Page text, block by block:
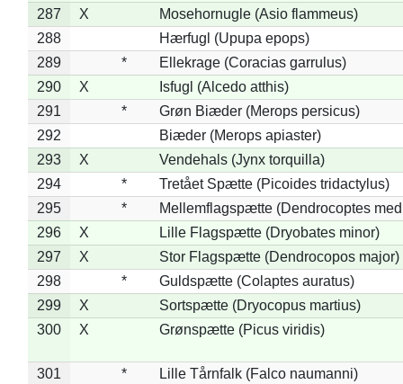
287
X
Mosehornugle (Asio flammeus)
288
Hærfugl (Upupa epops)
289
*
Ellekrage (Coracias garrulus)
290
X
Isfugl (Alcedo atthis)
291
*
Grøn Biæder (Merops persicus)
292
Biæder (Merops apiaster)
293
X
Vendehals (Jynx torquilla)
294
*
Tretået Spætte (Picoides tridactylus)
295
*
Mellemflagspætte (Dendrocoptes
296
X
Lille Flagspætte (Dryobates minor)
297
X
Stor Flagspætte (Dendrocopos major)
298
*
Guldspætte (Colaptes auratus)
299
X
Sortspætte (Dryocopus martius)
300
X Grønspætte (Picus viridis)
301 *
Lille Tårnfalk (Falco naumanni)